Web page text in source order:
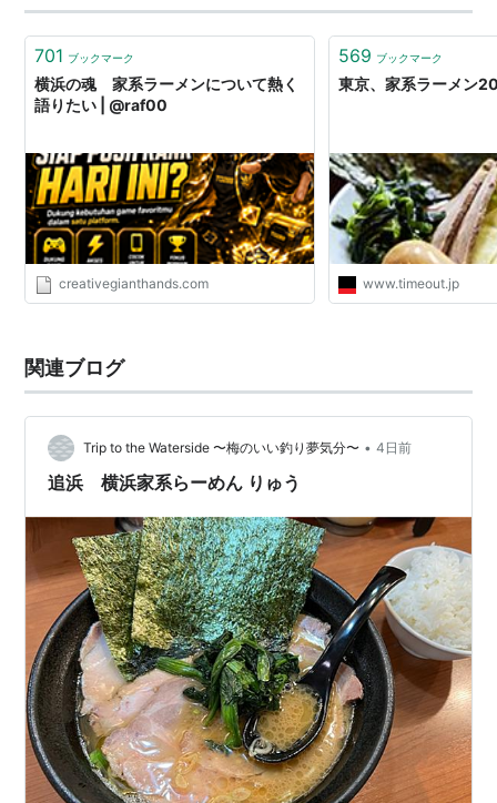
701 ブックマーク
横浜の魂 家系ラーメンについて熱く
語りたい | @raf00
creativegianthands.com
569 ブックマーク
東京、家系ラーメン
www.timeout.jp
関連ブログ
Trip to the Waterside 〜梅のいい釣り夢気分〜 • 4日前
追浜 横浜家系らーめん りゅう